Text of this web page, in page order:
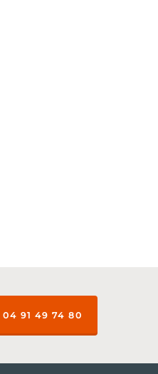
04 91 49 74 80